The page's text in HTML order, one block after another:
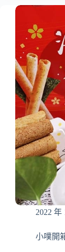
竹
美
餅
舖』
新
竹
美
食/
傳
承
三
代
載
漢
餅
店/
2022 年
小噗開